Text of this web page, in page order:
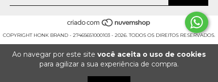
Ao navegar por este site você aceita o uso de cookies
para agilizar a sua experiência de compra.
COPYRIGHT HONK BRAND - 27465651000103 - 2026. TODOS OS DIREITOS RESERVADOS.